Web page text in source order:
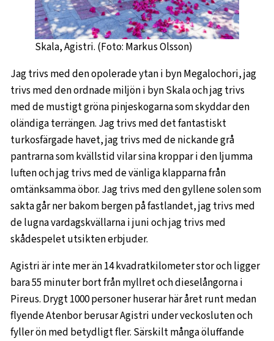
Skala, Agistri. (Foto: Markus Olsson)
Jag trivs med den opolerade ytan i byn Megalochori, jag
trivs med den ordnade miljön i byn Skala och jag trivs
med de mustigt gröna pinjeskogarna som skyddar den
oländiga terrängen. Jag trivs med det fantastiskt
turkosfärgade havet, jag trivs med de nickande grå
pantrarna som kvällstid vilar sina kroppar i den ljumma
luften och jag trivs med de vänliga klapparna från
omtänksamma öbor. Jag trivs med den gyllene solen som
sakta går ner bakom bergen på fastlandet, jag trivs med
de lugna vardagskvällarna i juni och jag trivs med
skådespelet utsikten erbjuder.
Agistri är inte mer än 14 kvadratkilometer stor och ligger
bara 55 minuter bort från myllret och dieselångorna i
Pireus. Drygt 1000 personer huserar här året runt medan
flyende Atenbor berusar Agistri under veckosluten och
fyller ön med betydligt fler. Särskilt många öluffande